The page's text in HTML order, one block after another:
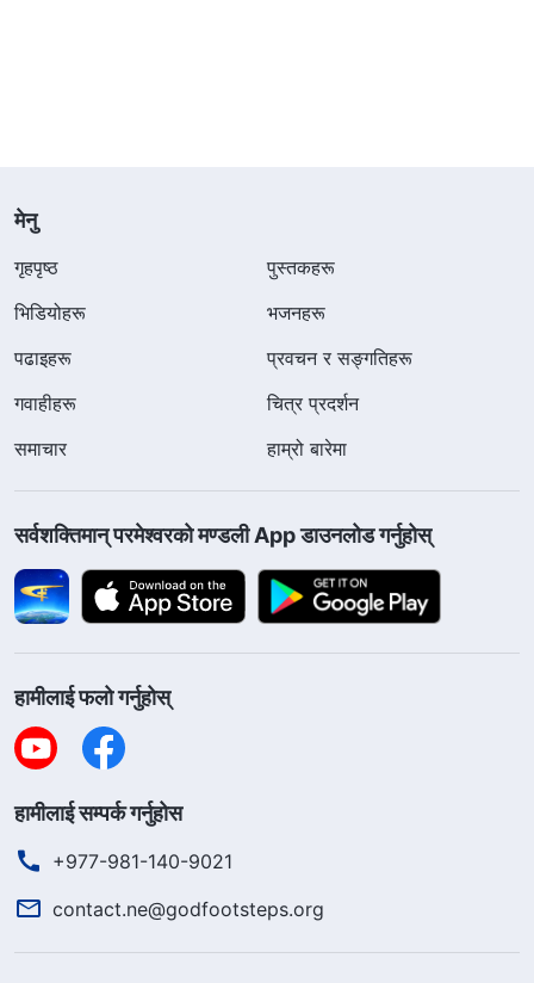
मेनु
गृहपृष्ठ
पुस्तकहरू
भिडियोहरू
भजनहरू
पढाइहरू
प्रवचन र सङ्गतिहरू
गवाहीहरू
चित्र प्रदर्शन
समाचार
हाम्रो बारेमा
सर्वशक्तिमान्‌ परमेश्‍वरको मण्डली App डाउनलोड गर्नुहोस्
हामीलाई फलो गर्नुहोस्
हामीलाई सम्पर्क गर्नुहोस
+977-981-140-9021
contact.ne@godfootsteps.org